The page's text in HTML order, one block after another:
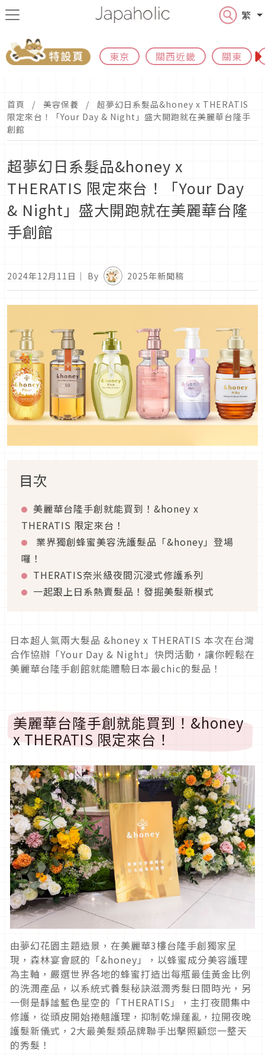
繁
東京 關西近畿 關東
首頁 美容保養
超夢幻日系髮品&honey x THERATIS
限定來台！「Your Day & Night」盛大開跑就在美麗華台隆手
創館
超夢幻日系髮品&honey x
THERATIS 限定來台！「Your Day
& Night」盛大開跑就在美麗華台隆
手創館
2024年12月11日 ｜ By 2025年新聞稿
目次
美麗華台隆手創就能買到！&honey x
THERATIS 限定來台！
業界獨創蜂蜜美容洗護髮品「&honey」登場
囉！
THERATIS奈米級夜間沉浸式修護系列
一起跟上日系熱賣髮品！發掘美髮新模式
日本超人氣兩大髮品 &honey x THERATIS 本次在台灣
合作協辦「Your Day & Night」快閃活動，讓你輕鬆在
美麗華台隆手創館就能體驗日本最chic的髮品！
美麗華台隆手創就能買到！&honey
x THERATIS 限定來台！
由夢幻花園主題造景，在美麗華3樓台隆手創獨家呈
現，森林宴會感的「&honey」，以蜂蜜成分美容護理
為主軸，嚴選世界各地的蜂蜜打造出每瓶最佳黃金比例
的洗潤產品，以系統式養髮秘訣滋潤秀髮日間時光，另
一側是靜謐藍色星空的「THERATIS」，主打夜間集中
修護，從頭皮開始捲翹護理，抑制乾燥蓬亂，拉開夜晚
護髮新儀式，2大最美髮類品牌聯手出擊照顧您一整天
的秀髮！